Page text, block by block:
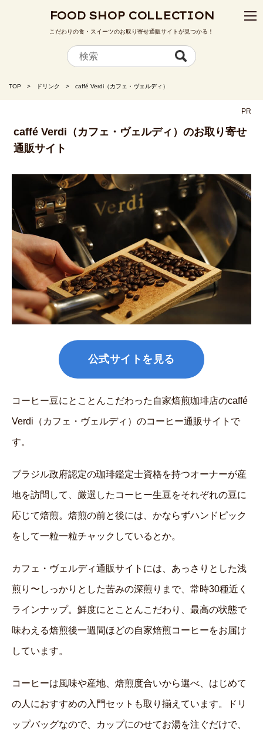
FOOD SHOP COLLECTION
こだわりの食・スイーツのお取り寄せ通販サイトが見つかる！
TOP ドリンク caffé Verdi（カフェ・ヴェルディ）
PR
caffé Verdi（カフェ・ヴェルディ）のお取り寄せ
通販サイト
公式サイトを見る
コーヒー豆にとことんこだわった自家焙煎珈琲店のcaffé
Verdi（カフェ・ヴェルディ）のコーヒー通販サイトで
す。
ブラジル政府認定の珈琲鑑定士資格を持つオーナーが産
地を訪問して、厳選したコーヒー生豆をそれぞれの豆に
応じて焙煎。焙煎の前と後には、かならずハンドピック
をして一粒一粒チャックしているとか。
カフェ・ヴェルディ通販サイトには、あっさりとした浅
煎り〜しっかりとした苦みの深煎りまで、常時30種近く
ラインナップ。鮮度にとことんこだわり、最高の状態で
味わえる焙煎後一週間ほどの自家焙煎コーヒーをお届け
しています。
コーヒーは風味や産地、焙煎度合いから選べ、はじめて
の人におすすめの入門セットも取り揃えています。ドリ
ップバッグなので、カップにのせてお湯を注ぐだけで、